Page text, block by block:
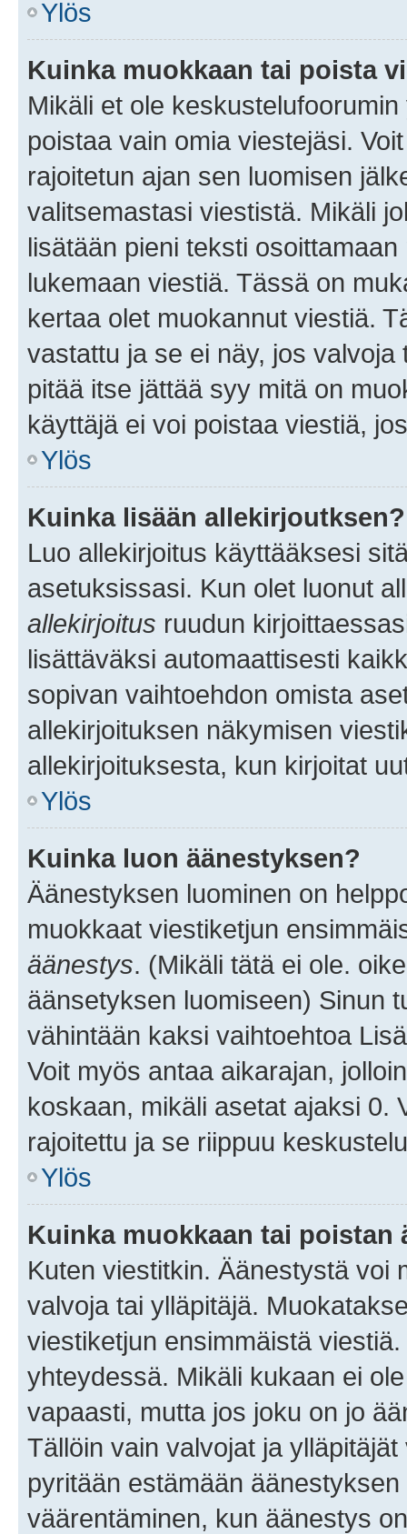
Ylös
Kuinka muokkaan tai poista
Mikäli et ole
poistaa vain omia viestejäsi.
rajoitetun ajan sen luomisen
valitsemastasi viestistä. Mikäli
lisätään pieni teksti
lukemaan viestiä. Tässä on
kertaa olet muokannut viestiä.
vastattu ja se ei näy, jos
pitää itse jättää syy mitä on
käyttäjä ei voi poistaa viestiä,
Ylös
Kuinka lisään allekirjoutksen?
Luo allekirjoitus käyttääksesi
asetuksissasi. Kun olet luonut
allekirjoitus ruudun
lisättäväksi automaattisesti
sopivan vaihtoehdon omista
allekirjoituksen näkymisen
allekirjoituksesta, kun kirjoitat
Ylös
Kuinka luon äänestyksen?
Äänestyksen luominen on
muokkaat viestiketjun
äänestys. (Mikäli tätä ei ole.
äänsetyksen luomiseen) Sinun
vähintään kaksi vaihtoehtoa
Voit myös antaa aikarajan,
koskaan, mikäli asetat ajaksi 0.
rajoitettu ja se riippuu
Ylös
Kuinka muokkaan tai poistan
Kuten viestitkin. Äänestystä voi
valvoja tai ylläpitäjä.
viestiketjun ensimmäistä
yhteydessä. Mikäli kukaan ei
vapaasti, mutta jos joku on jo
Tällöin vain valvojat ja
pyritään estämään
väärentäminen, kun äänestys